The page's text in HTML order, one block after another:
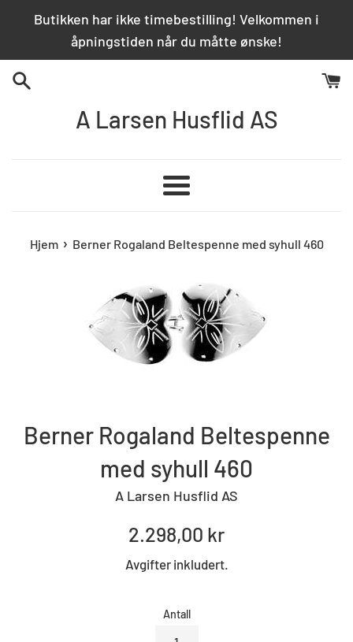
Butikken har ikke timebestilling! Velkommen i
åpningstiden når du måtte ønske!
A Larsen Husflid AS
Meny
Hjem › Berner Rogaland Beltespenne med syhull 460
Berner Rogaland Beltespenne
med syhull 460
A Larsen Husflid AS
Standard
2.298,00 kr
Avgifter inkludert.
Antall